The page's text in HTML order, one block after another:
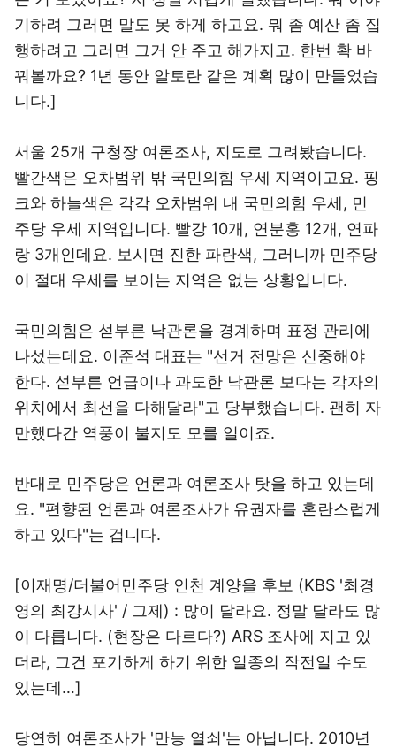
기하려 그러면 말도 못 하게 하고요. 뭐 좀 예산 좀 집
행하려고 그러면 그거 안 주고 해가지고. 한번 확 바
꿔볼까요? 1년 동안 알토란 같은 계획 많이 만들었습
니다.]
서울 25개 구청장 여론조사, 지도로 그려봤습니다.
빨간색은 오차범위 밖 국민의힘 우세 지역이고요. 핑
크와 하늘색은 각각 오차범위 내 국민의힘 우세, 민
주당 우세 지역입니다. 빨강 10개, 연분홍 12개, 연파
랑 3개인데요. 보시면 진한 파란색, 그러니까 민주당
이 절대 우세를 보이는 지역은 없는 상황입니다.
국민의힘은 섣부른 낙관론을 경계하며 표정 관리에
나섰는데요. 이준석 대표는 "선거 전망은 신중해야
한다. 섣부른 언급이나 과도한 낙관론 보다는 각자의
위치에서 최선을 다해달라"고 당부했습니다. 괜히 자
만했다간 역풍이 불지도 모를 일이죠.
반대로 민주당은 언론과 여론조사 탓을 하고 있는데
요. "편향된 언론과 여론조사가 유권자를 혼란스럽게
하고 있다"는 겁니다.
[이재명/더불어민주당 인천 계양을 후보 (KBS '최경
영의 최강시사' / 그제) : 많이 달라요. 정말 달라도 많
이 다릅니다. (현장은 다르다?) ARS 조사에 지고 있
더라, 그건 포기하게 하기 위한 일종의 작전일 수도
있는데…]
당연히 여론조사가 '만능 열쇠'는 아닙니다. 2010년